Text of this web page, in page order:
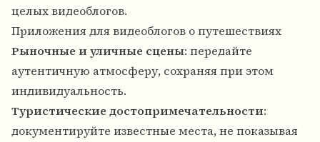
целых видеоблогов.
Приложения для видеоблогов о путешествиях
Рыночные и уличные сцены: передайте
аутентичную атмосферу, сохраняя при этом
индивидуальность.
Туристические достопримечательности:
документируйте известные места, не показывая